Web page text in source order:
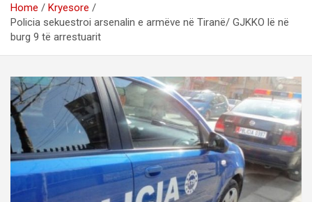
Home
Kryesore
Policia sekuestroi arsenalin e armëve në Tiranë/ GJKKO lë në
burg 9 të arrestuarit